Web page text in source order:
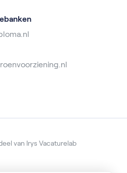
van Irys Vacaturelab